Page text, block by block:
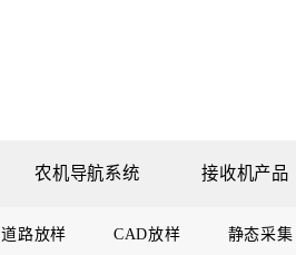
农机导航系统 接收机产品
道路放样 CAD放样 静态采集